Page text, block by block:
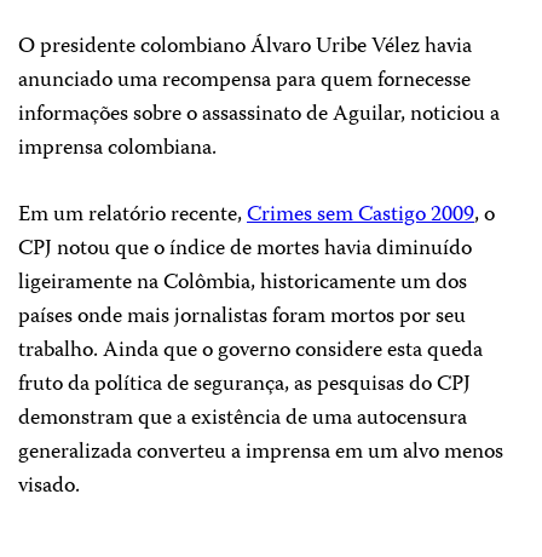
O presidente colombiano Álvaro Uribe Vélez havia
anunciado uma recompensa para quem fornecesse
informações sobre o assassinato de Aguilar, noticiou a
imprensa colombiana.
Em um relatório recente,Crimes sem Castigo 2009, o
CPJ notou que o índice de mortes havia diminuído
ligeiramente na Colômbia, historicamente um dos
países onde mais jornalistas foram mortos por seu
trabalho.Ainda que o governo considere esta queda
fruto da política de segurança, as pesquisas do CPJ
demonstram que a existência de uma autocensura
generalizada converteu a imprensa em um alvo menos
visado.